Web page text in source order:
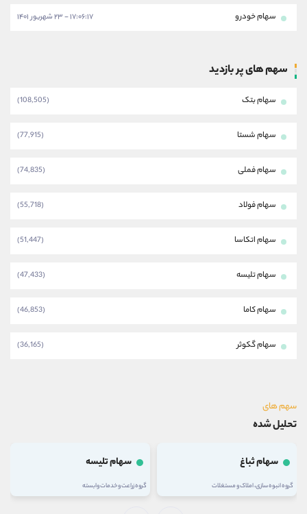
سهام خودرو ۱۷:۰۶:۱۷ - ۲۳ شهریور ۱۴۰۱
سهم های پر بازدید
سهام بتک (108,505)
سهام شستا (77,915)
سهام فملی (74,835)
سهام فولاد (55,718)
سهام اتکاسا (51,447)
سهام تلیسه (47,433)
سهام کاما (46,853)
سهام گکوثر (36,165)
سهم های
تحلیل شده
سهام ثباغ
گروه انبوه سازی، املاک و مستغلات
سهام تلیسه
گروه زراعت و خدمات وابسته